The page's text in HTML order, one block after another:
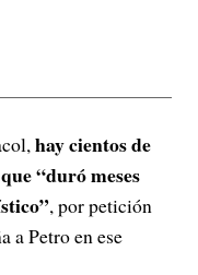
hay cientos de
“duró meses
, por petición
a Petro en ese